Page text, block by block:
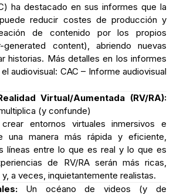
ha destacado en sus informes que la
reducir costes de producción y
de contenido por los propios
generated content), abriendo nuevas
historias. Más detalles en los informes
audiovisual: CAC – Informe audiovisual
Virtual/Aumentada (RV/RA):
(y confunde)
entornos virtuales inmersivos e
una manera más rápida y eficiente,
líneas entre lo que es real y lo que es
de RV/RA serán más ricas,
a veces, inquietantemente realistas.
Un océano de videos (y de